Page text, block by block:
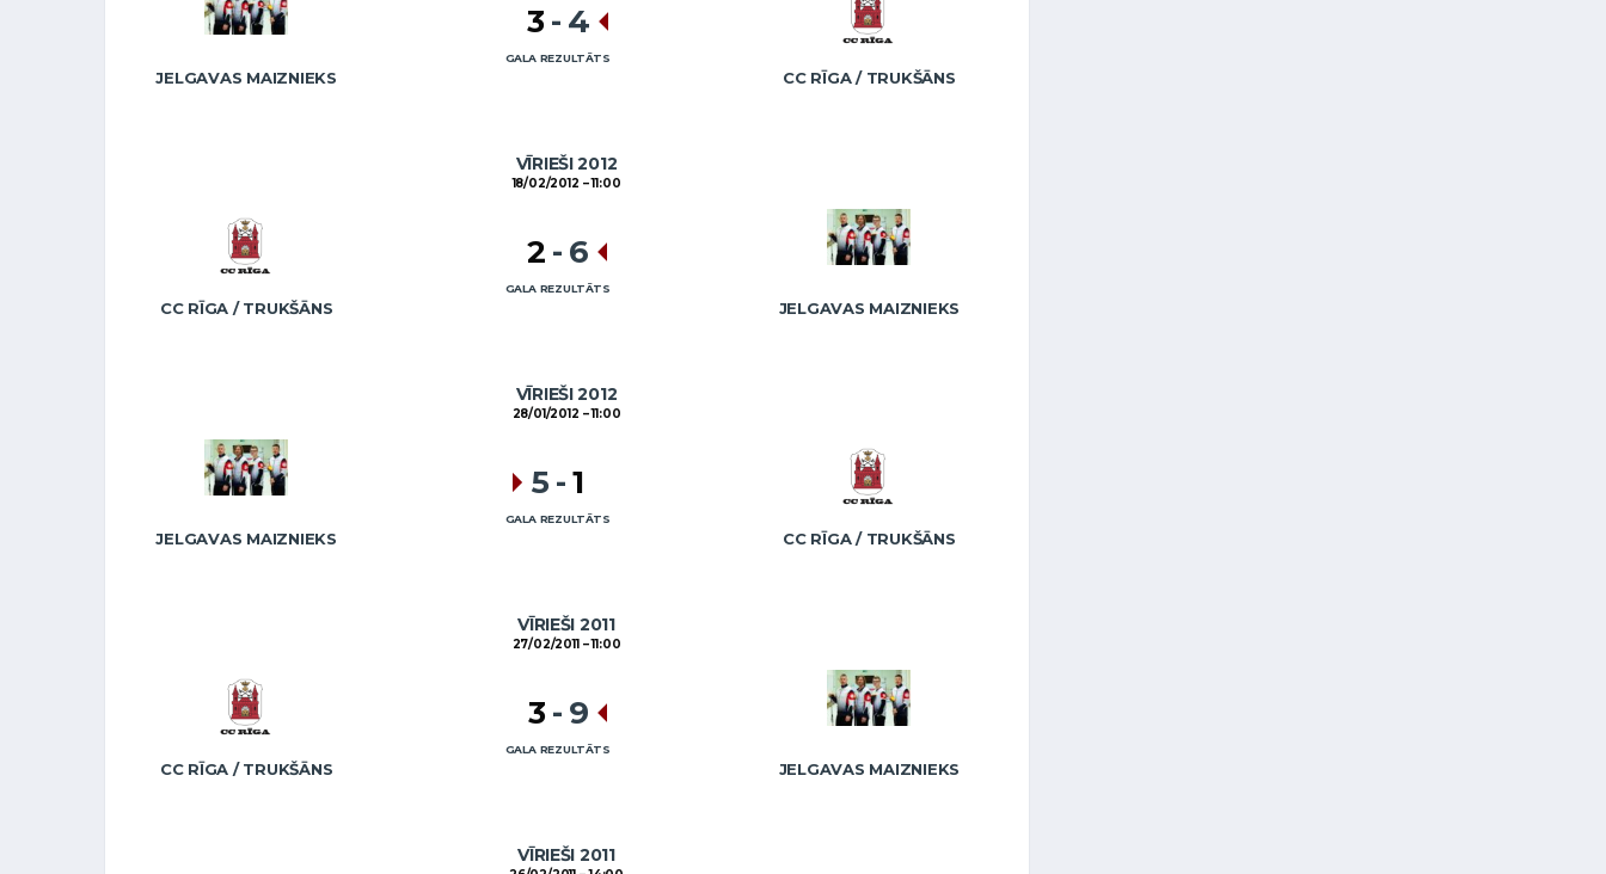
JELGAVAS MAIZNIEKS CC RĪGA / TRUKŠĀNS
3 - 4
GALA REZULTĀTS
VĪRIEŠI 2012
18/02/2012 11:00
CC RĪGA / TRUKŠĀNS JELGAVAS MAIZNIEKS
2 - 6
GALA REZULTĀTS
VĪRIEŠI 2012
28/01/2012 11:00
JELGAVAS MAIZNIEKS CC RĪGA / TRUKŠĀNS
5 -1
GALA REZULTĀTS
VĪRIEŠI 2011
27/02/2011 11:00
CC RĪGA / TRUKŠĀNS JELGAVAS MAIZNIEKS
3 - 9
GALA REZULTĀTS
VĪRIEŠI 2011